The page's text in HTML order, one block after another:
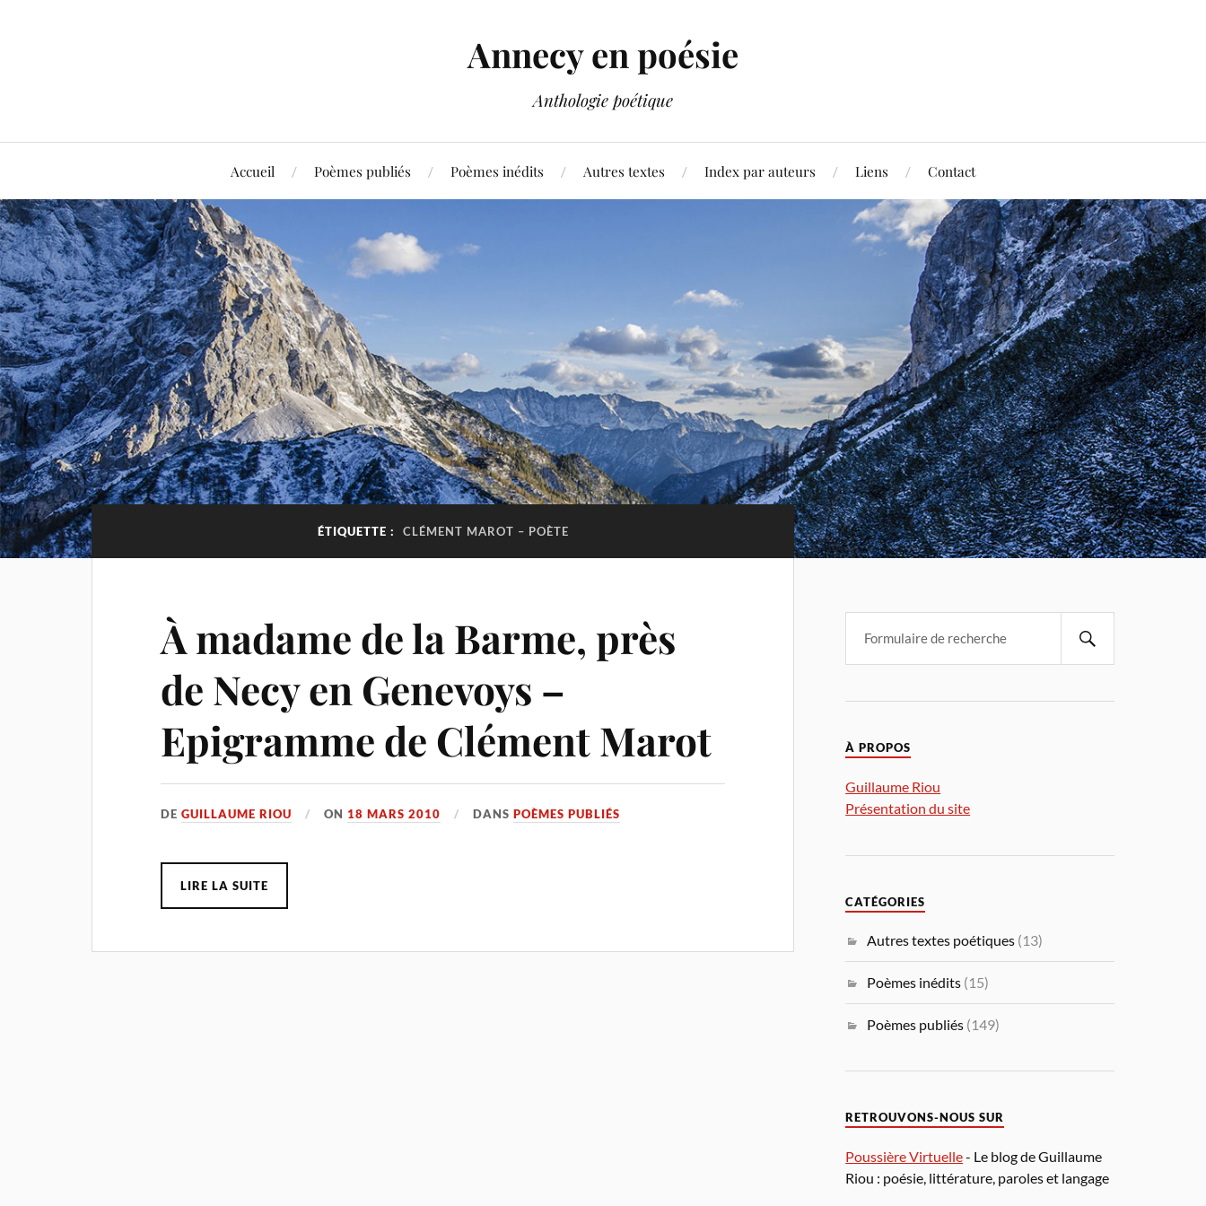
Annecy en poésie
Anthologie poétique
Accueil Poèmes publiés Poèmes inédits Autres textes Index par auteurs Liens Contact
ÉTIQUETTE : CLÉMENT MAROT – POÈTE
À madame de la Barme, près
de Necy en Genevoys –
Epigramme de Clément Marot
DEGUILLAUME RIOU ON 18 MARS 2010 DANSPOÈMES PUBLIÉS
LIRE LA SUITE
À PROPOS
Guillaume Riou
Présentation du site
CATÉGORIES
Autres textes poétiques (13)
Poèmes inédits (15)
Poèmes publiés (149)
RETROUVONS-NOUS SUR
Poussière Virtuelle- Le blog de Guillaume
Riou : poésie, littérature, paroles et langage